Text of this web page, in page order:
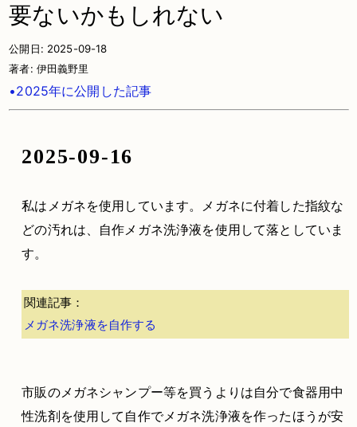
要ないかもしれない
公開日: 2025-09-18
著者: 伊田義野里
•2025年に公開した記事
2025-09-16
私はメガネを使用しています。メガネに付着した指紋な
どの汚れは、自作メガネ洗浄液を使用して落としていま
す。
関連記事：
メガネ洗浄液を自作する
市販のメガネシャンプー等を買うよりは自分で食器用中
性洗剤を使用して自作でメガネ洗浄液を作ったほうが安